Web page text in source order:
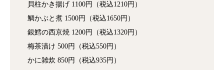
貝柱かき揚げ 1100円（税込1210円）
鯛かぶと煮 1500円（税込1650円）
銀鱈の西京焼 1200円（税込1320円）
梅茶漬け 500円（税込550円）
かに雑炊 850円（税込935円）